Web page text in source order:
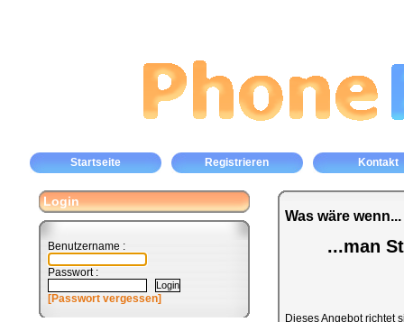
Startseite Registrieren Kontakt
Login
Benutzername :
Passwort :
[Passwort vergessen]
Was wäre wenn...
...man
Dieses Angebot richtet